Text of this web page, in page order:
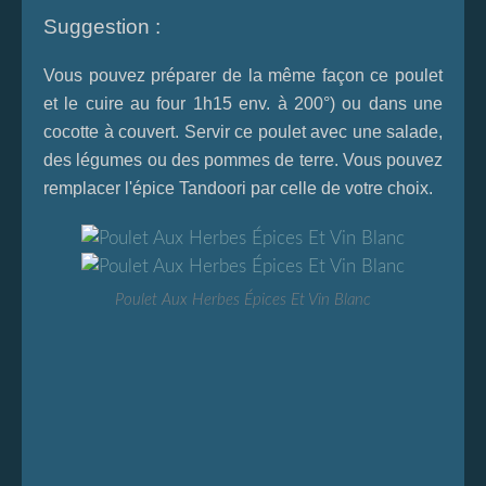
Suggestion :
Vous pouvez préparer de la même façon ce poulet
et le cuire au four 1h15 env. à 200°) ou dans une
cocotte à couvert. Servir ce poulet avec une salade,
des légumes ou des pommes de terre. Vous pouvez
remplacer l'épice Tandoori par celle de votre choix.
Poulet Aux Herbes Épices Et Vin Blanc